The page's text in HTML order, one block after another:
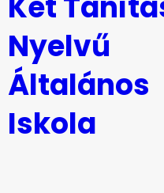
Nyelvű
Általános
Iskola